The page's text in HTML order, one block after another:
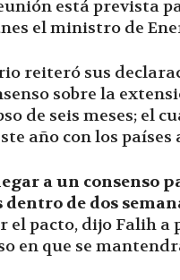
está prevista
el ministro de
reiteró sus
sobre la
de seis meses; el
año con los
a un consenso
de dos
el pacto, dijo Falih
en que se